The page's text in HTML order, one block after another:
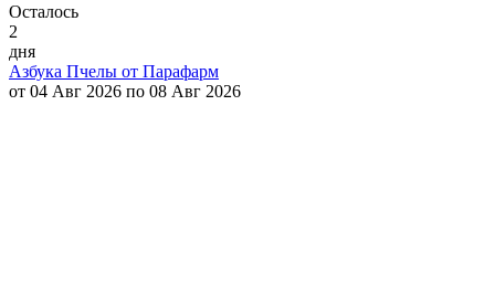
Осталось
2
дня
Азбука Пчелы от Парафарм
от 04 Авг 2026 по 08 Авг 2026